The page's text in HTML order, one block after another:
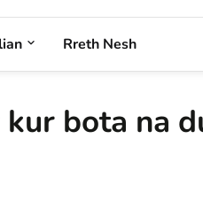
Rreth Nesh
bota na